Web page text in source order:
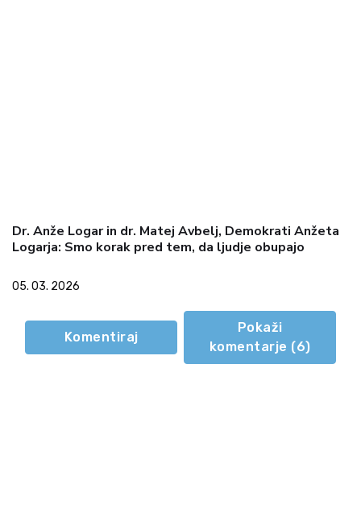
Dr. Anže Logar in dr. Matej Avbelj, Demokrati Anžeta
Logarja: Smo korak pred tem, da ljudje obupajo
05. 03. 2026
Komentiraj
Pokaži
komentarje (6)